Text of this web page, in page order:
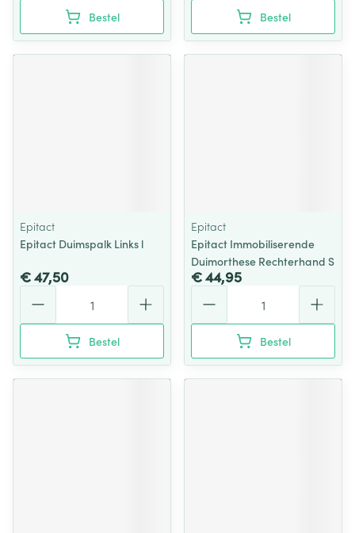
Bestel Bestel
Epitact
Epitact Duimspalk Links l
€ 47,50
Bestel
Epitact
Epitact Immobiliserende
Duimorthese Rechterhand S
€ 44,95
Bestel